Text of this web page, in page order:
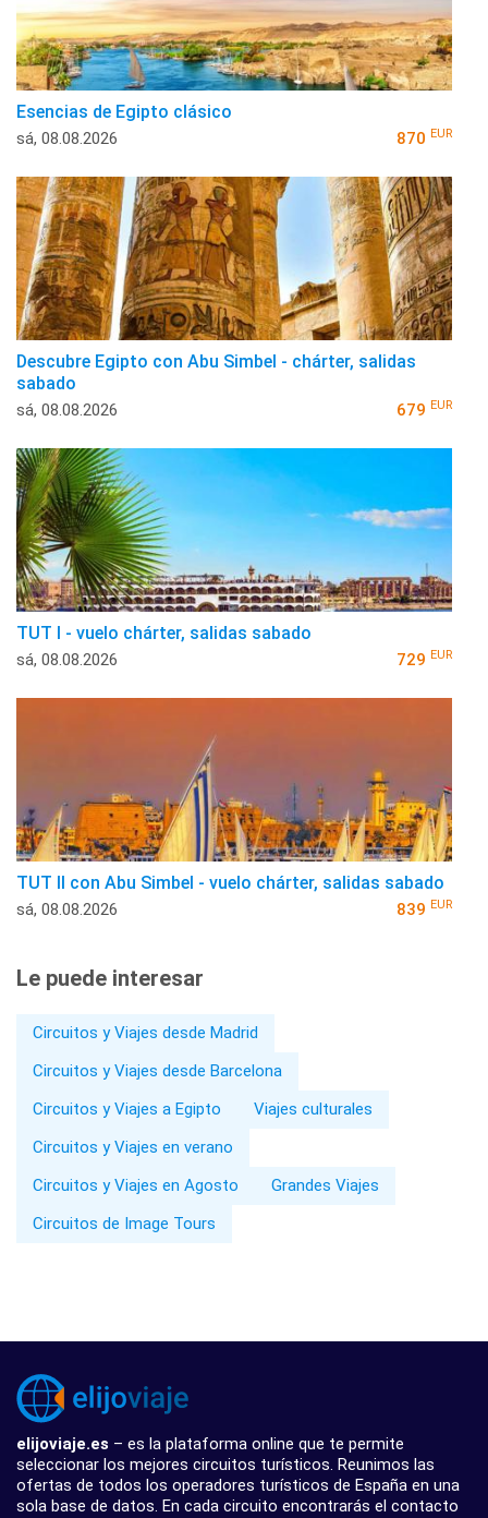
Esencias de Egipto clásico
sá, 08.08.2026 870 EUR
Descubre Egipto con Abu Simbel - chárter, salidas
sabado
sá, 08.08.2026 679 EUR
TUT I - vuelo chárter, salidas sabado
sá, 08.08.2026 729 EUR
TUT II con Abu Simbel - vuelo chárter, salidas sabado
sá, 08.08.2026 839 EUR
Le puede interesar
Circuitos y Viajes desde Madrid
Circuitos y Viajes desde Barcelona
Circuitos y Viajes a Egipto
Viajes culturales
Circuitos y Viajes en verano
Circuitos y Viajes en Agosto
Grandes Viajes
Circuitos de Image Tours
elijoviaje.es – es la plataforma online que te permite
seleccionar los mejores circuitos turísticos. Reunimos las
ofertas de todos los operadores turísticos de España en una
sola base de datos. En cada circuito encontrarás el contacto